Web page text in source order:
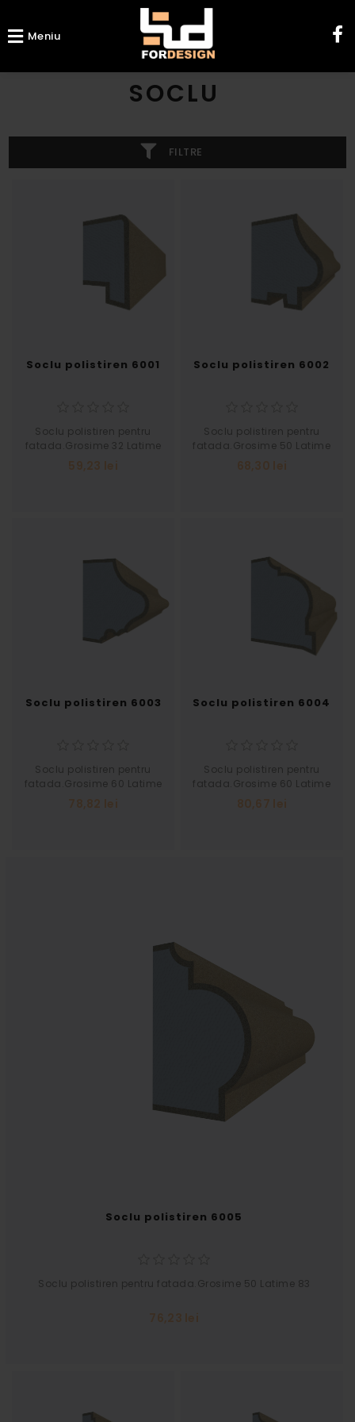
Meniu
SOCLU
FILTRE
Soclu polistiren 6001
Soclu polistiren pentru
fatada.Grosime 32 Latime
55
59,23 lei
Soclu polistiren 6002
Soclu polistiren pentru
fatada.Grosime 50 Latime
60
68,30 lei
Soclu polistiren 6003
Soclu polistiren pentru
fatada.Grosime 60 Latime
77
78,82 lei
Soclu polistiren 6004
Soclu polistiren pentru
fatada.Grosime 60 Latime
82
80,67 lei
Soclu polistiren 6005
Soclu polistiren pentru fatada.Grosime 50 Latime 83
76,23 lei